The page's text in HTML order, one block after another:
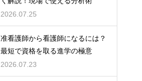
2026.07.25
准看護師から看護師になるには？
最短で資格を取る進学の極意
2026.07.23